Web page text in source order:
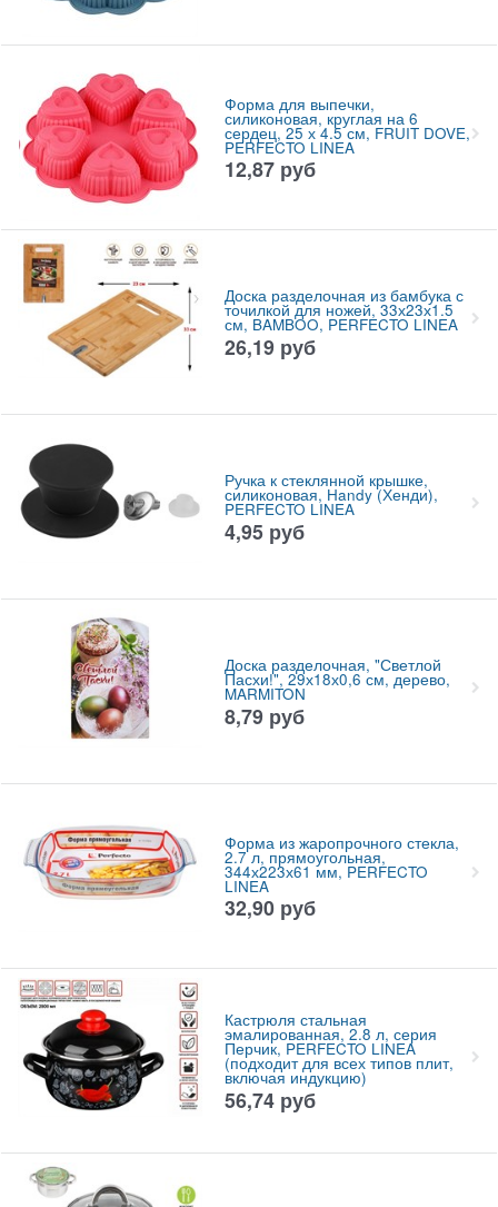
Форма для выпечки,
силиконовая, круглая на 6
сердец, 25 х 4.5 см, FRUIT DOVE,
PERFECTO LINEA
12,87 руб
Доска разделочная из бамбука с
точилкой для ножей, 33х23х1.5
см, BAMBOO, PERFECTO LINEA
26,19 руб
Ручка к стеклянной крышке,
силиконовая, Handy (Хенди),
PERFECTO LINEA
4,95 руб
Доска разделочная, "Светлой
Пасхи!", 29х18х0,6 см, дерево,
MARMITON
8,79 руб
Форма из жаропрочного стекла,
2.7 л, прямоугольная,
344х223х61 мм, PERFECTO
LINEA
32,90 руб
Кастрюля стальная
эмалированная, 2.8 л, серия
Перчик, PERFECTO LINEA
(подходит для всех типов плит,
включая индукцию)
56,74 руб